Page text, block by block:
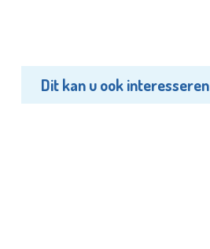
Dit kan u ook interesseren